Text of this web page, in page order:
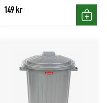
149 kr
Köp